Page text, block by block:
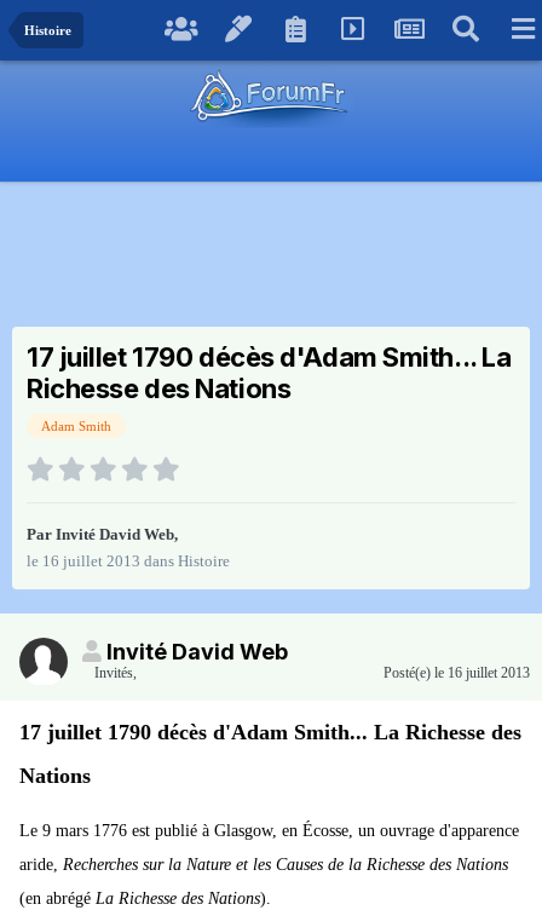
Histoire
17 juillet 1790 décès d'Adam Smith... La
Richesse des Nations
Adam Smith
Par Invité David Web,
le 16 juillet 2013 dans Histoire
Invité David Web
Invités, Posté(e) le 16 juillet 2013
17 juillet 1790 décès d'Adam Smith... La Richesse des
Nations
Le 9 mars 1776 est publié à Glasgow, en Écosse, un ouvrage d'apparence
aride, Recherches sur la Nature et les Causes de la Richesse des Nations
(en abrégé La Richesse des Nations).